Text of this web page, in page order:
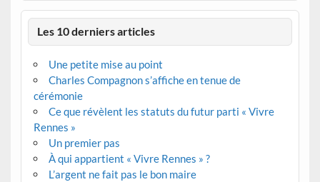
Les 10 derniers articles
Une petite mise au point
Charles Compagnon s’affiche en tenue de
cérémonie
Ce que révèlent les statuts du futur parti « Vivre
Rennes »
Un premier pas
À qui appartient « Vivre Rennes » ?
L’argent ne fait pas le bon maire